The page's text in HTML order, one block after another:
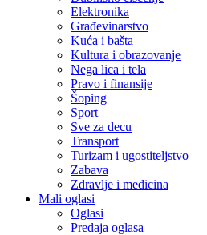
Elektronika
Građevinarstvo
Kuća i bašta
Kultura i obrazovanje
Nega lica i tela
Pravo i finansije
Šoping
Sport
Sve za decu
Transport
Turizam i ugostiteljstvo
Zabava
Zdravlje i medicina
Mali oglasi
Oglasi
Predaja oglasa